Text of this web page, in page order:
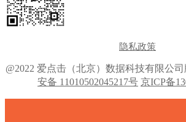
隐私政策
@2022 爱点击（北京）数据科技有限公
安备 11010502045217号 京ICP备